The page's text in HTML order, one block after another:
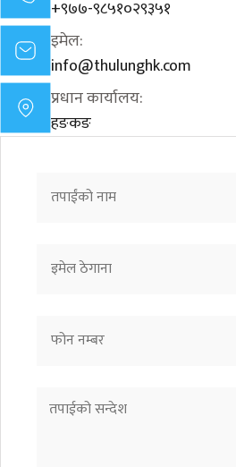
+९७७-९८५१०२९३५१
इमेल:
info@thulunghk.com
प्रधान कार्यालय:
हङकङ